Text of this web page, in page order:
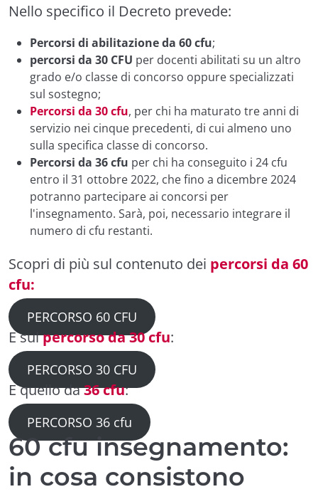
Nello specifico il Decreto prevede:
Percorsi di abilitazione da 60 cfu;
percorsi da 30 CFU per docenti abilitati su un altro
grado e/o classe di concorso oppure specializzati
sul sostegno;
Percorsi da 30 cfu, per chi ha maturato tre anni di
servizio nei cinque precedenti, di cui almeno uno
sulla specifica classe di concorso.
Percorsi da 36 cfu per chi ha conseguito i 24 cfu
entro il 31 ottobre 2022, che fino a dicembre 2024
potranno partecipare ai concorsi per
l'insegnamento. Sarà, poi, necessario integrare il
numero di cfu restanti.
Scopri di più sul contenuto dei percorsi da 60
cfu:
PERCORSO 60 CFU
E sulpercorso da 30 cfu:
PERCORSO 30 CFU
E quello da36 cfu:
PERCORSO 36 cfu
60 cfu insegnamento:
in cosa consistono